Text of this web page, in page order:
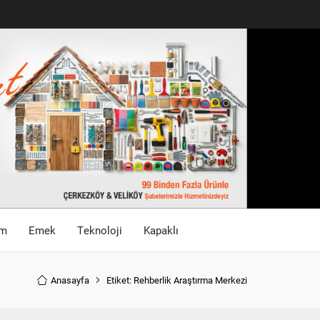
Emek Teknoloji Kapaklı
Anasayfa Etiket: Rehberlik Araştırma Merkezi